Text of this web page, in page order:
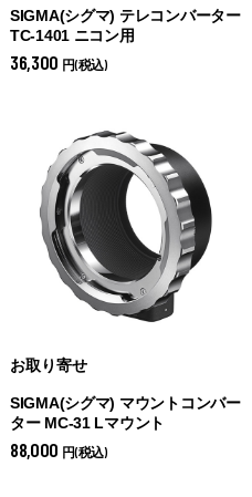
SIGMA(シグマ) テレコンバーター
TC-1401 ニコン用
36,300 円(税込)
お取り寄せ
SIGMA(シグマ) マウントコンバー
ター MC-31 Lマウント
88,000 円(税込)